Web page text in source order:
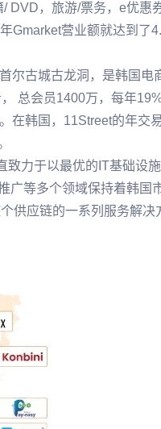
DVD，旅游/票务，e优惠
Gmarket营业额就达到了
尔古城古龙洞，是韩国电
总会员1400万，每年
在韩国，11Street的年交
致力于以最优的IT基础设施
广等多个领域保持着韩国
供应链的一系列服务解决